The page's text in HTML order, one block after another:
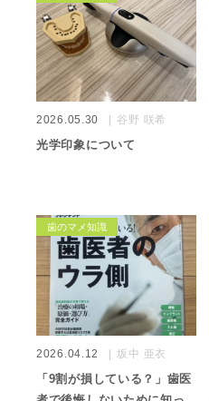
2026.05.30 谷野 咲希
光学印象について
歯のマメ知識
2026.04.12 坂中 亜衣
「9割が損している？」歯医